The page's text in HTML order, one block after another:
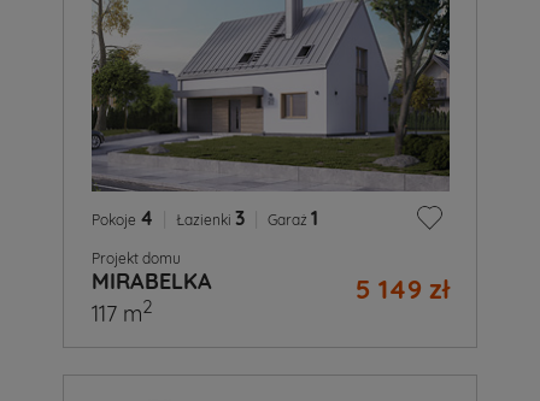
Pokoje 4 Łazienki 3 Garaż 1
Projekt domu
MIRABELKA 5 149 zł
117 m2